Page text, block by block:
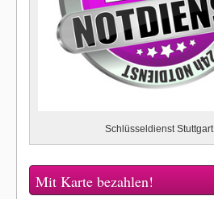
Schlüsseldienst Stuttgart
Mit Karte bezahlen!